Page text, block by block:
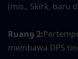
(mis., Skirk, baru
Ruang 2:
membawa DPS